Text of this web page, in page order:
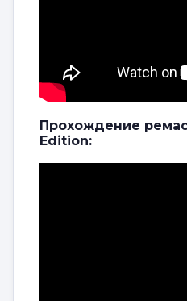
Прохождение
Edition: